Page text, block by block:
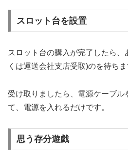
スロット台を設置
スロット台の購入が完了したら、
くは運送会社支店受取)のを待ちま
受け取りましたら、電源ケーブル
て、電源を入れるだけです。
思う存分遊戯